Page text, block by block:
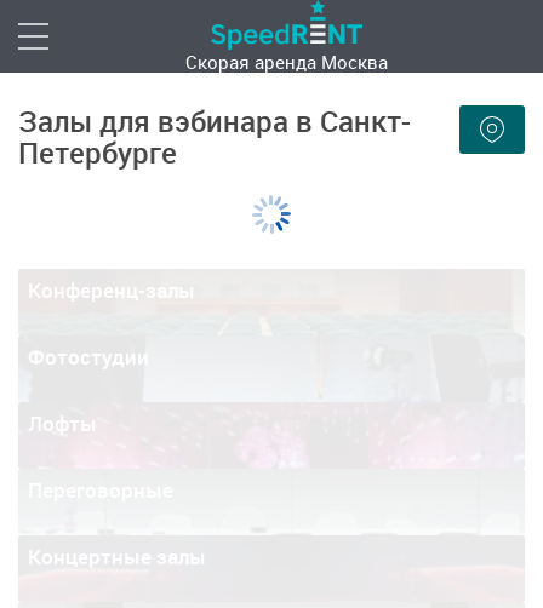
Скорая аренда Москва
Залы для вэбинара в Санкт-
Петербурге
Конференц-залы
Фотостудии
Лофты